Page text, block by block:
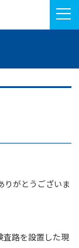
りがとうございま
査路を設置した現